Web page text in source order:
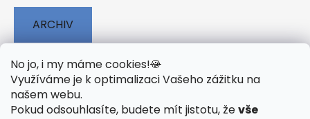
No jo, i my máme cookies!🍪
Využíváme je k optimalizaci Vašeho zážitku na
našem webu.
Pokud odsouhlasíte, budete mít jistotu, ževše
ARCHIV
🟢 TECHNOLOGIE
🟢 O ELEKTROKOLECH